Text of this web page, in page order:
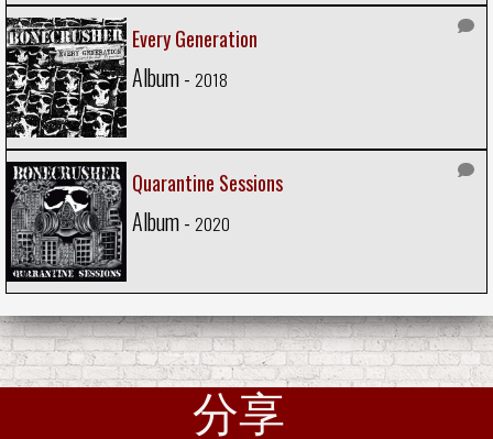
Every Generation
Album - 2018
Quarantine Sessions
Album - 2020
分享